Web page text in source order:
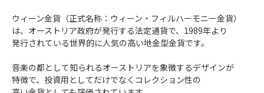
ウィーン金貨（正式名称：ウィーン・フィルハーモニー金貨）
は、オーストリア政府が発行する法定通貨で、1989年より
発行されている世界的に人気の高い地金型金貨です。
音楽の都として知られるオーストリアを象徴するデザインが
特徴で、投資用としてだけでなくコレクション性の